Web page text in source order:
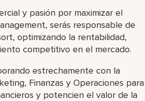
y pasión por maximizar el
serás responsable de
optimizando la rentabilidad,
competitivo en el mercado.
estrechamente con la
Finanzas y Operaciones para
y potencien el valor de la